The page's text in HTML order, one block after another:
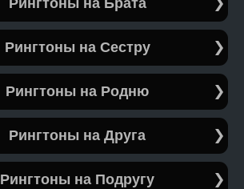
Рингтоны на Брата
Рингтоны на Сестру
Рингтоны на Родню
Рингтоны на Друга
Рингтоны на Подругу